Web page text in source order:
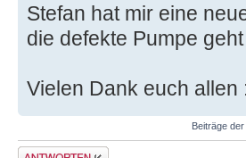
Stefan hat mir eine
die defekte Pumpe
Vielen Dank euch allen
Beiträge
Antwort erstellen